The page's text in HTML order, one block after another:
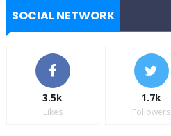
SOCIAL NETWORK
3.5k
Likes
1.7k
Followers